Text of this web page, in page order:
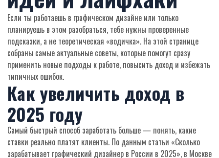
Если ты работаешь в графическом дизайне или только
планируешь в этом разобраться, тебе нужны проверенные
подсказки, а не теоретическая «водичка». На этой странице
собраны самые актуальные советы, которые помогут сразу
применить новые подходы к работе, повысить доход и избежать
типичных ошибок.
Как увеличить доход в
2025 году
Самый быстрый способ заработать больше — понять, какие
ставки реально платят клиенты. По данным статьи «Сколько
зарабатывает графический дизайнер в России в 2025», в Москве